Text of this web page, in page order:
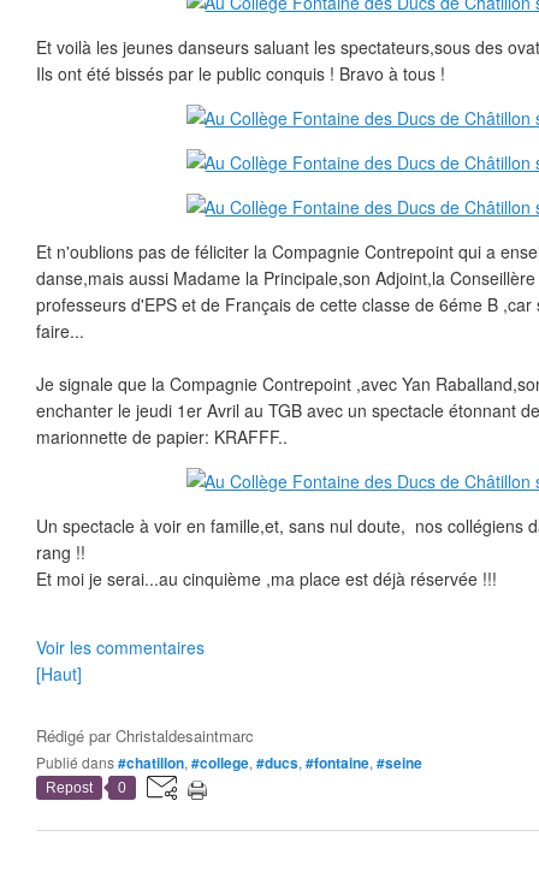
Et voilà les jeunes danseurs saluant les spectateurs,sous des
Ils ont été bissés par le public conquis ! Bravo à tous !
Et n'oublions pas de féliciter la Compagnie Contrepoint qui a
danse,mais aussi Madame la Principale,son Adjoint,la
professeurs d'EPS et de Français de cette classe de 6éme B
faire...
Je signale que la Compagnie Contrepoint ,avec Yan
enchanter le jeudi 1er Avril au TGB avec un spectacle étonnant
marionnette de papier: KRAFFF..
Un spectacle à voir en famille,et, sans nul doute, nos collégiens
rang !!
Et moi je serai...au cinquième ,ma place est déjà réservée !!!
Voir les commentaires
[Haut]
Rédigé parChristaldesaintmarc
Publié dans#chatillon, #college, #ducs, #fontaine, #seine
Repost 0